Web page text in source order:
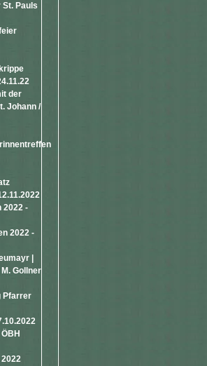
Pauls
der
Johann /
2022 -
2022 -
|
Gollner
Pfarrer